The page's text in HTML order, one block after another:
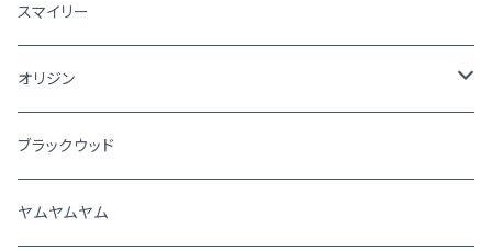
犬
猫
スマイリー
オリジン
犬
猫
ブラックウッド
ヤムヤムヤム